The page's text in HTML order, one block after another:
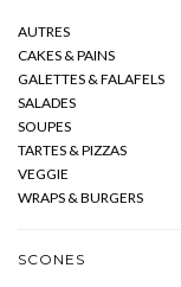
AUTRES
CAKES & PAINS
GALETTES & FALAFELS
SALADES
SOUPES
TARTES & PIZZAS
VEGGIE
WRAPS & BURGERS
SCONES